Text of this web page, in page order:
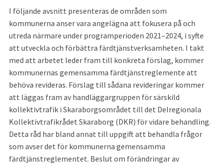
I följande avsnitt presenteras de områden som
kommunerna anser vara angelägna att fokusera på och
utreda närmare under programperioden 2021–2024, i syfte
att utveckla och förbättra färdtjänstverksamheten. I takt
med att arbetet leder fram till konkreta förslag, kommer
kommunernas gemensamma färdtjänstreglemente att
behöva revideras. Förslag till sådana revideringar kommer
att läggas fram av handläggargruppen för särskild
kollektivtrafik i Skaraborgsområdet till det Delregionala
Kollektivtrafikrådet Skaraborg (DKR) för vidare behandling.
Detta råd har bland annat till uppgift att behandla frågor
som avser det för kommunerna gemensamma
färdtjänstreglementet. Beslut om förändringar av